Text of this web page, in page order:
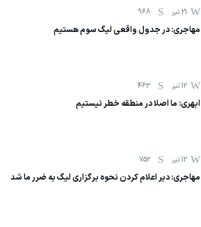
21 تیر 968
مهاجری: در جدول واقعی لیگ سوم هستیم
12 تیر 463
ابهری: ما اصلا در منطقه خطر نیستیم
12 تیر 752
مهاجری: دیر اعلام کردن نحوه برگزاری لیگ به ضرر ما شد